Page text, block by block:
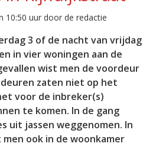
Volgend uur
10:50 uur door de redactie
3 of de nacht van vrijdag
in vier woningen aan de
wist men de voordeur
zaten niet op het
voor de inbreker(s)
te komen. In de gang
uit jassen weggenomen. In
ook in de woonkamer